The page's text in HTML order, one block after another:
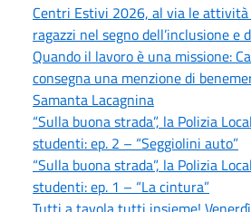
Centri Estivi 2026, al via le
ragazzi nel segno dell’inclusione
Quando il lavoro è una missione:
consegna una menzione di
Samanta Lacagnina
“Sulla buona strada”, la Polizia
studenti: ep. 2 – “Seggiolini auto”
“Sulla buona strada”, la Polizia
studenti: ep. 1 – “La cintura”